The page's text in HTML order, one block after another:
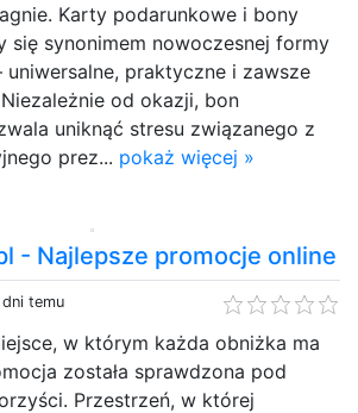
Karty podarunkowe i bony
się synonimem nowoczesnej formy
praktyczne i zawsze
od okazji, bon
uniknąć stresu związanego z
prez... pokaż więcej »
- Najlepsze promocje online
temu
w którym każda obniżka ma
została sprawdzona pod
Przestrzeń, w której